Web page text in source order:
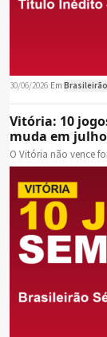
30/06/2026 Em
Vitória: 10
muda em julho
O Vitória não vence